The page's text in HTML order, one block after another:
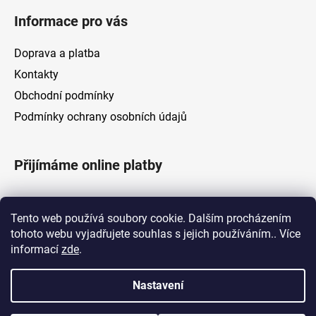
Tento web používá soubory cookie. Dalším procházením
tohoto webu vyjadřujete souhlas s jejich používáním.. Více
informací zde.
Nastavení
Informace pro vás
Doprava a platba
Kontakty
Obchodní podmínky
Podmínky ochrany osobních údajů
Přijímáme online platby